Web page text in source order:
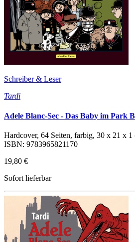
Schreiber & Leser
Tardi
Adele Blanc-Sec - Das Baby im Park
Hardcover, 64 Seiten, farbig, 30 x 21 x 1
ISBN: 9783965821170
19,80 €
Sofort lieferbar